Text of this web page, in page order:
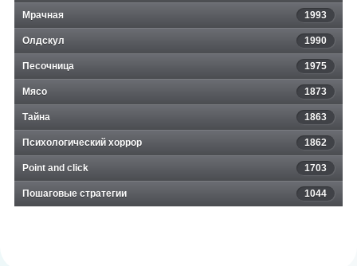
Мрачная 1993
Олдскул 1990
Песочница 1975
Мясо 1873
Тайна 1863
Психологический хоррор 1862
Point and click 1703
Пошаговые стратегии 1044